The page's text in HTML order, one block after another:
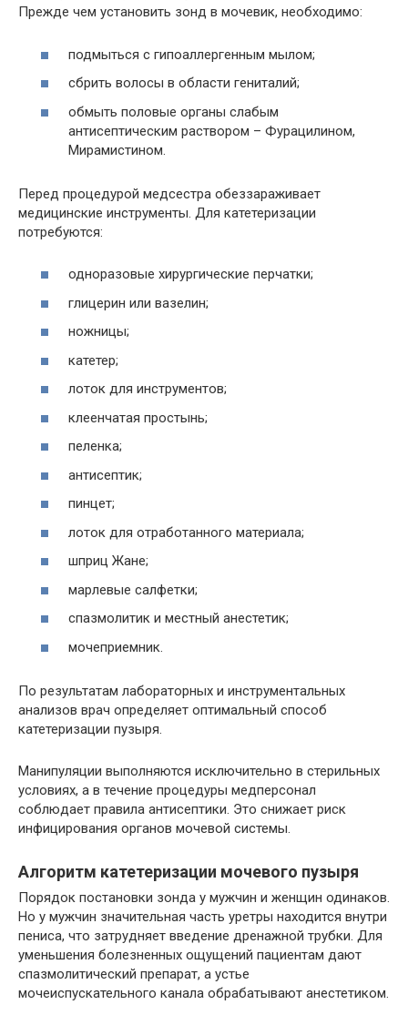
Прежде чем установить зонд в мочевик, необходимо:
подмыться с гипоаллергенным мылом;
сбрить волосы в области гениталий;
обмыть половые органы слабым
антисептическим раствором – Фурацилином,
Мирамистином.
Перед процедурой медсестра обеззараживает
медицинские инструменты. Для катетеризации
потребуются:
одноразовые хирургические перчатки;
глицерин или вазелин;
ножницы;
катетер;
лоток для инструментов;
клеенчатая простынь;
пеленка;
антисептик;
пинцет;
лоток для отработанного материала;
шприц Жане;
марлевые салфетки;
спазмолитик и местный анестетик;
мочеприемник.
По результатам лабораторных и инструментальных
анализов врач определяет оптимальный способ
катетеризации пузыря.
Манипуляции выполняются исключительно в стерильных
условиях, а в течение процедуры медперсонал
соблюдает правила антисептики. Это снижает риск
инфицирования органов мочевой системы.
Алгоритм катетеризации мочевого пузыря
Порядок постановки зонда у мужчин и женщин одинаков.
Но у мужчин значительная часть уретры находится внутри
пениса, что затрудняет введение дренажной трубки. Для
уменьшения болезненных ощущений пациентам дают
спазмолитический препарат, а устье
мочеиспускательного канала обрабатывают анестетиком.